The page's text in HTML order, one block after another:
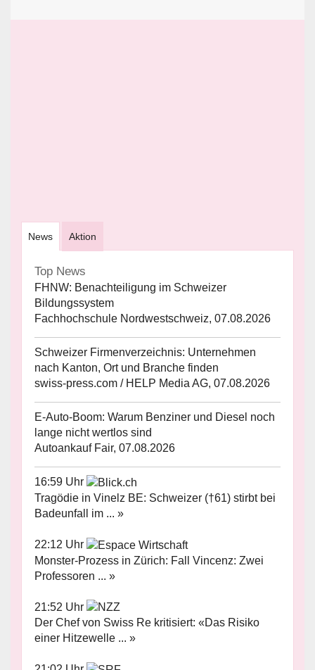
News Aktion
Top News
FHNW: Benachteiligung im Schweizer
Bildungssystem
Fachhochschule Nordwestschweiz, 07.08.2026
Schweizer Firmenverzeichnis: Unternehmen
nach Kanton, Ort und Branche finden
swiss-press.com / HELP Media AG, 07.08.2026
E-Auto-Boom: Warum Benziner und Diesel noch
lange nicht wertlos sind
Autoankauf Fair, 07.08.2026
16:59 Uhr
Tragödie in Vinelz BE: Schweizer (†61) stirbt bei
Badeunfall im ... »
22:12 Uhr
Monster-Prozess in Zürich: Fall Vincenz: Zwei
Professoren ... »
21:52 Uhr
Der Chef von Swiss Re kritisiert: «Das Risiko
einer Hitzewelle ... »